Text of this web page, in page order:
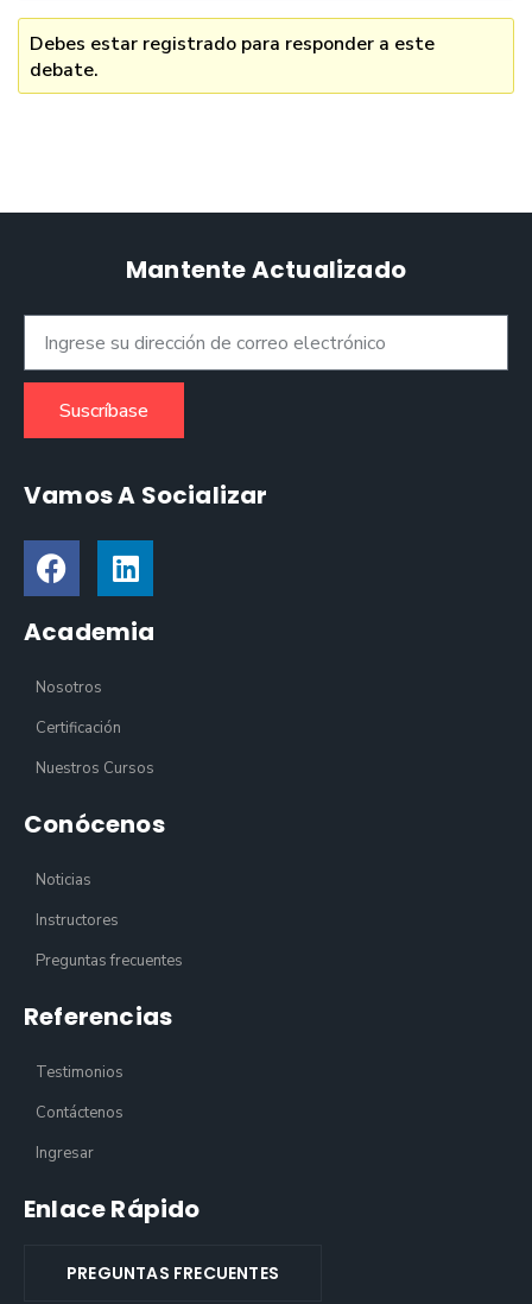
Debes estar registrado para responder a este
debate.
Mantente Actualizado
Suscríbase
Vamos A Socializar
Academia
Nosotros
Certificación
Nuestros Cursos
Conócenos
Noticias
Instructores
Preguntas frecuentes
Referencias
Testimonios
Contáctenos
Ingresar
Enlace Rápido
PREGUNTAS FRECUENTES